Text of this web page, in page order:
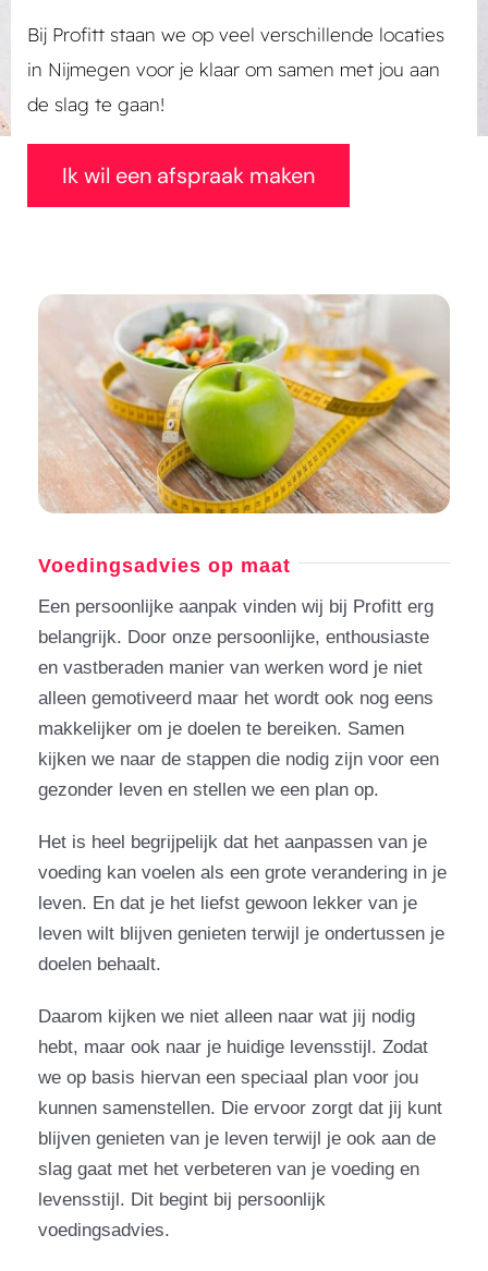
Bij Profitt staan we op veel verschillende locaties
in Nijmegen voor je klaar om samen met jou aan
de slag te gaan!
Ik wil een afspraak maken
Voedingsadvies op maat
Een persoonlijke aanpak vinden wij bij Profitt erg
belangrijk. Door onze persoonlijke, enthousiaste
en vastberaden manier van werken word je niet
alleen gemotiveerd maar het wordt ook nog eens
makkelijker om je doelen te bereiken. Samen
kijken we naar de stappen die nodig zijn voor een
gezonder leven en stellen we een plan op.
Het is heel begrijpelijk dat het aanpassen van je
voeding kan voelen als een grote verandering in je
leven. En dat je het liefst gewoon lekker van je
leven wilt blijven genieten terwijl je ondertussen je
doelen behaalt.
Daarom kijken we niet alleen naar wat jij nodig
hebt, maar ook naar je huidige levensstijl. Zodat
we op basis hiervan een speciaal plan voor jou
kunnen samenstellen. Die ervoor zorgt dat jij kunt
blijven genieten van je leven terwijl je ook aan de
slag gaat met het verbeteren van je voeding en
levensstijl. Dit begint bij persoonlijk
voedingsadvies.